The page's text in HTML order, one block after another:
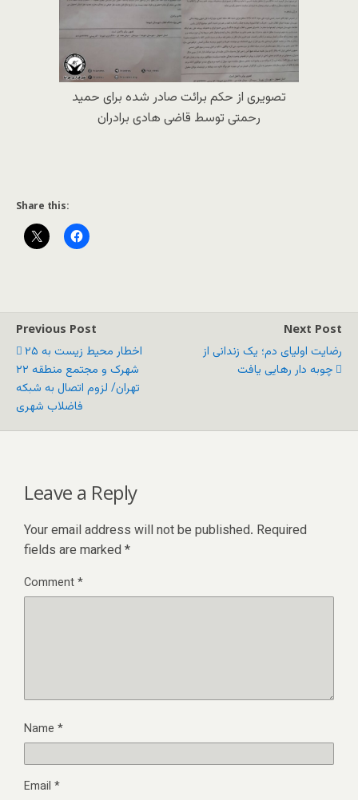
تصویری از حکم برائت صادر شده برای حمید
رحمتی توسط قاضی هادی برادران
Share this:
Previous Post
اخطار محیط زیست به ۲۵
شهرک و مجتمع منطقه ۲۲
تهران/ لزوم اتصال به شبکه
فاضلاب شهری
Next Post
رضایت اولیای دم؛ یک زندانی از
چوبه دار رهایی یافت
Leave a Reply
Your email address will not be published. Required
fields are marked *
Comment*
Name *
Email *